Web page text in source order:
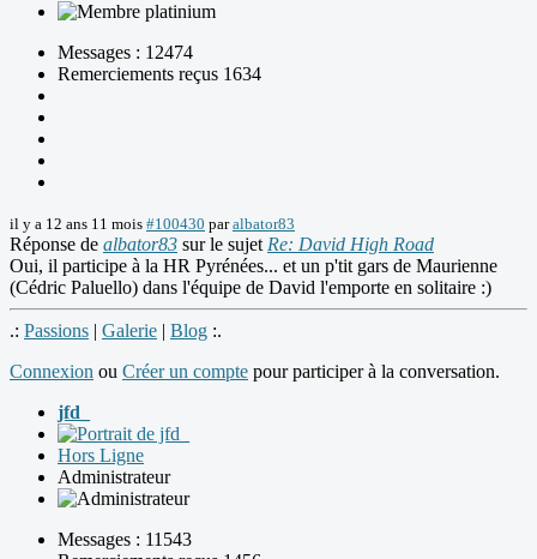
Messages : 12474
Remerciements reçus 1634
il y a 12 ans 11 mois #100430 paralbator83
Réponse de albator83 sur le sujet Re: David High Road
Oui, il participe à la HR Pyrénées... et un p'tit gars de Maurienne
(Cédric Paluello) dans l'équipe de David l'emporte en solitaire :)
.: Passions | Galerie | Blog :.
Connexion ou Créer un compte pour participer à la conversation.
jfd_
Hors Ligne
Administrateur
Messages : 11543